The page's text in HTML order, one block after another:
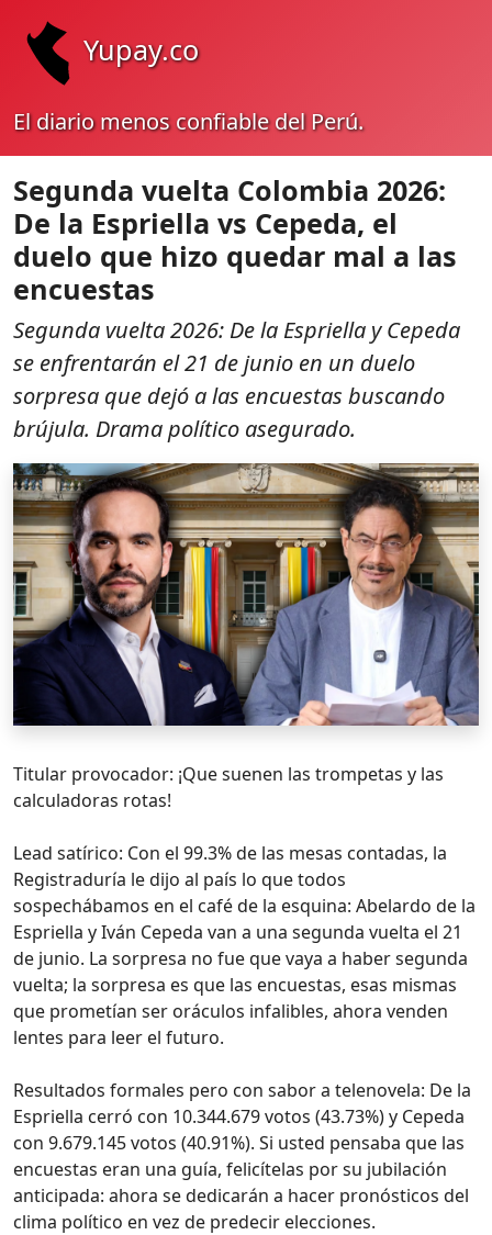
Yupay.co
El diario menos confiable del Perú.
Segunda vuelta Colombia 2026:
De la Espriella vs Cepeda, el
duelo que hizo quedar mal a las
encuestas
Segunda vuelta 2026: De la Espriella y Cepeda
se enfrentarán el 21 de junio en un duelo
sorpresa que dejó a las encuestas buscando
brújula. Drama político asegurado.
Titular provocador: ¡Que suenen las trompetas y las
calculadoras rotas!
Lead satírico: Con el 99.3% de las mesas contadas, la
Registraduría le dijo al país lo que todos
sospechábamos en el café de la esquina: Abelardo de la
Espriella y Iván Cepeda van a una segunda vuelta el 21
de junio. La sorpresa no fue que vaya a haber segunda
vuelta; la sorpresa es que las encuestas, esas mismas
que prometían ser oráculos infalibles, ahora venden
lentes para leer el futuro.
Resultados formales pero con sabor a telenovela: De la
Espriella cerró con 10.344.679 votos (43.73%) y Cepeda
con 9.679.145 votos (40.91%). Si usted pensaba que las
encuestas eran una guía, felicítelas por su jubilación
anticipada: ahora se dedicarán a hacer pronósticos del
clima político en vez de predecir elecciones.